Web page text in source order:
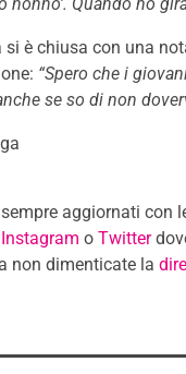
si è chiusa con una
“Spero che i
se so di non
sempre aggiornati con
Instagram o Twitter
non dimenticate la